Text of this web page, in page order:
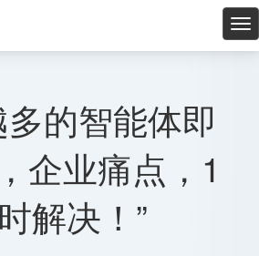
星
多的智能体即
企业痛点，1
解决！”